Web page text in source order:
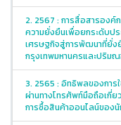
2. 2567 : การสื่อสารองค์
ความยั่งยืนเพื่อยกระดับป
เศรษฐกิจสู่การพัฒนาที่ยั่ง
กรุงเทพมหานครและปริม
3. 2565 : อิทธิพลของการ
ผ่านทางโทรศัพท์มือถือเกี่
การซื้อสินค้าออนไลน์ของ